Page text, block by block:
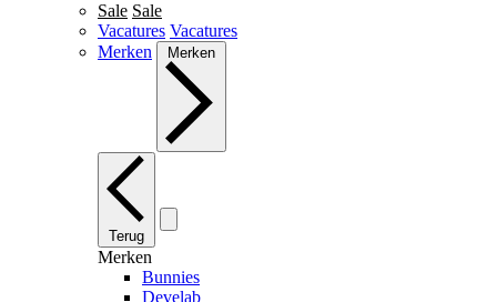
Sale Sale
Vacatures Vacatures
Merken
Merken
Terug
Merken
Bunnies
Develab